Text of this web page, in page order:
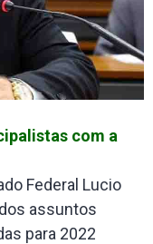
com a
Federal Lucio
assuntos
para 2022